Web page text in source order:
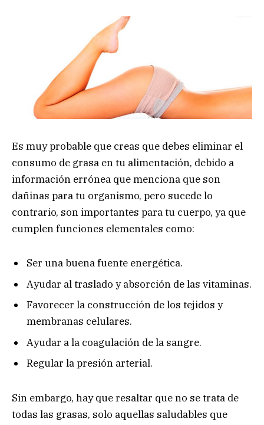
Es muy probable que creas que debes eliminar el
consumo de grasa en tu alimentación, debido a
información errónea que menciona que son
dañinas para tu organismo, pero sucede lo
contrario, son importantes para tu cuerpo, ya que
cumplen funciones elementales como:
Ser una buena fuente energética.
Ayudar al traslado y absorción de las vitaminas.
Favorecer la construcción de los tejidos y
membranas celulares.
Ayudar a la coagulación de la sangre.
Regular la presión arterial.
Sin embargo, hay que resaltar que no se trata de
todas las grasas, solo aquellas saludables que